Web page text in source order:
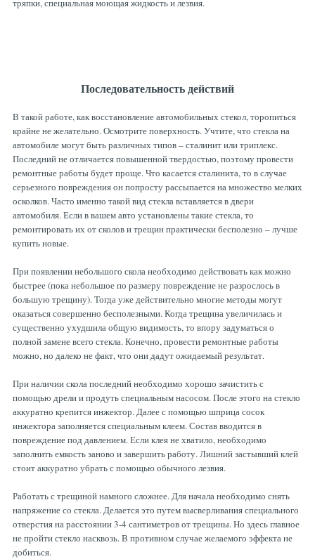
тряпки, специальная моющая жидкость и лезвия.
Последовательность действий
В такой работе, как восстановление автомобильных стекол, торопиться
крайне не желательно. Осмотрите поверхность. Учтите, что стекла на
автомобиле могут быть различных типов – сталинит или триплекс.
Последний не отличается повышенной твердостью, поэтому провести
ремонтные работы будет проще. Что касается сталинита, то в случае
серьезного повреждения он попросту рассыпается на множество мелких
осколков. Часто именно такой вид стекла вставляется в двери
автомобиля. Если в вашем авто установлены такие стекла, то
ремонтировать их от сколов и трещин практически бесполезно – лучше
купить новые.
При появлении небольшого скола необходимо действовать как можно
быстрее (пока небольшое по размеру повреждение не разрослось в
большую трещину). Тогда уже действительно многие методы могут
оказаться совершенно бесполезными. Когда трещина увеличилась и
существенно ухудшила общую видимость, то впору задуматься о
полной замене всего стекла. Конечно, провести ремонтные работы
можно, но далеко не факт, что они дадут ожидаемый результат.
При наличии скола последний необходимо хорошо зачистить с
помощью дрели и продуть специальным насосом. После этого на стекло
аккуратно крепится инжектор. Далее с помощью шприца сосок
инжектора заполняется специальным клеем. Состав вводится в
повреждение под давлением. Если клея не хватило, необходимо
заполнить емкость заново и завершить работу. Лишний застывший клей
стоит аккуратно убрать с помощью обычного лезвия.
Работать с трещиной намного сложнее. Для начала необходимо снять
напряжение со стекла. Делается это путем высверливания специального
отверстия на расстоянии 3-4 сантиметров от трещины. Но здесь главное
не пройти стекло насквозь. В противном случае желаемого эффекта не
добиться.